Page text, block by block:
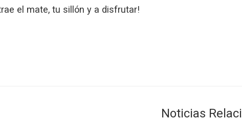
el mate, tu sillón y a disfrutar!
Noticias